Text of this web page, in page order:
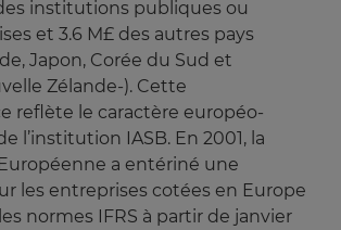
institutions publiques ou
et 3.6 M£ des autres pays
Japon, Corée du Sud et
Zélande-). Cette
reflète le caractère européo-
l’institution IASB. En 2001, la
a entériné une
les entreprises cotées en Europe
normes IFRS à partir de janvier